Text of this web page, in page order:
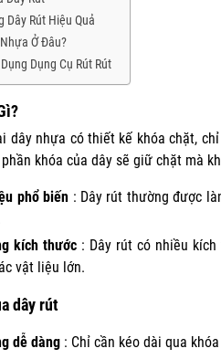
Dây Rút Hiệu Quả
Ở Đâu?
Dụng Cụ Rút Rút
dây nhựa có thiết kế khóa chặt,
khóa của dây sẽ giữ chặt mà
phổ biến : Dây rút thường được
kích thước : Dây rút có nhiều
vật liệu lớn.
dây rút
dễ dàng : Chỉ cần kéo dài qua